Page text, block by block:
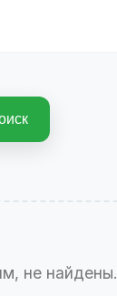
не найдены.